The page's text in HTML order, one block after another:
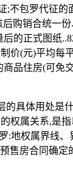
;不包罗代征的
购销合统一
的正式图纸
价(元)平均每
品住房(可免
具体用处是
权属关系,是
:地权属界线
售房合同确定